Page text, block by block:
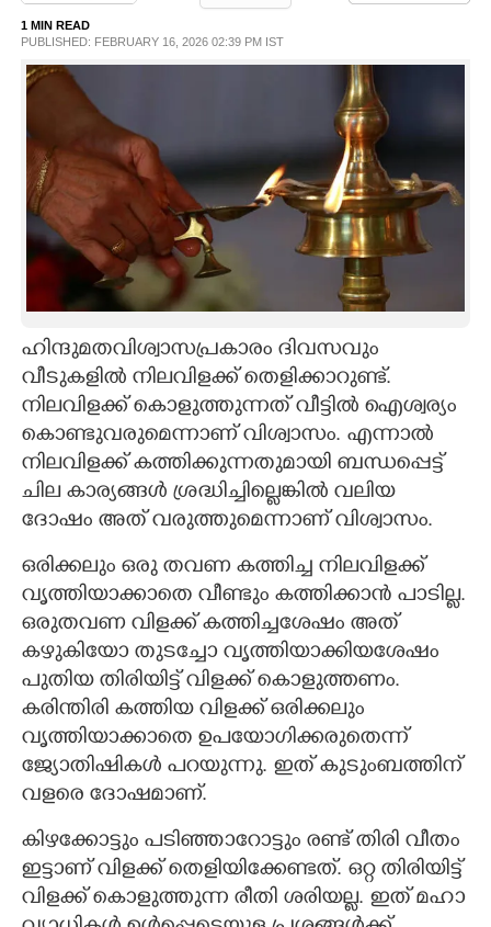
LIFESTYLE
SPIRITUAL
INFO+
ART
CARTOONS
LITERATURE
ZOOM
CONTACT US
1 MIN READ
PUBLISHED: FEBRUARY 16, 2026 02:39 PM IST
ഹിന്ദുമതവിശ്വാസപ്രകാരം ദിവസവും
വീടുകളിൽ നിലവിളക്ക് തെളിക്കാറുണ്ട്.
നിലവിളക്ക് കൊളുത്തുന്നത് വീട്ടിൽ ഐശ്വര്യം
കൊണ്ടുവരുമെന്നാണ് വിശ്വാസം. എന്നാൽ
നിലവിളക്ക് കത്തിക്കുന്നതുമായി ബന്ധപ്പെട്ട്
ചില കാര്യങ്ങൾ ശ്രദ്ധിച്ചില്ലെങ്കിൽ വലിയ
ദോഷം അത് വരുത്തുമെന്നാണ് വിശ്വാസം.
ഒരിക്കലും ഒരു തവണ കത്തിച്ച നിലവിളക്ക്
വൃത്തിയാക്കാതെ വീണ്ടും കത്തിക്കാൻ പാടില്ല.
ഒരുതവണ വിളക്ക് കത്തിച്ചശേഷം അത്
കഴുകിയോ തുടച്ചോ വൃത്തിയാക്കിയശേഷം
പുതിയ തിരിയിട്ട് വിളക്ക് കൊളുത്തണം.
കരിന്തിരി കത്തിയ വിളക്ക് ഒരിക്കലും
വൃത്തിയാക്കാതെ ഉപയോഗിക്കരുതെന്ന്
ജ്യോതിഷികൾ പറയുന്നു. ഇത് കുടുംബത്തിന്
വളരെ ദോഷമാണ്.
കിഴക്കോട്ടും പടിഞ്ഞാറോട്ടും രണ്ട് തിരി വീതം
ഇട്ടാണ് വിളക്ക് തെളിയിക്കേണ്ടത്. ഒറ്റ തിരിയിട്ട്
വിളക്ക് കൊളുത്തുന്ന രീതി ശരിയല്ല. ഇത് മഹാ